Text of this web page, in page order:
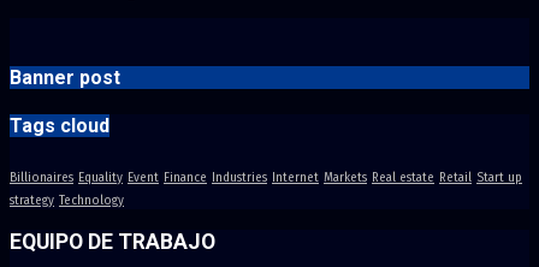
Banner post
Tags cloud
Billionaires Equality Event Finance Industries Internet Markets Real estate Retail Start up
strategy Technology
EQUIPO DE TRABAJO